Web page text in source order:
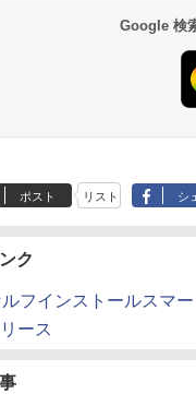
Google 検
ポスト リスト シ
ク
フインストールスマー
ース